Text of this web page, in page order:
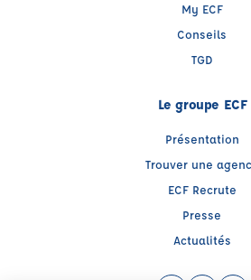
My ECF
Conseils
TGD
Le groupe ECF
Présentation
Trouver une
ECF Recrute
Presse
Actualités